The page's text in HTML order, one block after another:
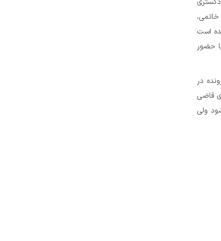
است
حضور
در
قاضی
ولی